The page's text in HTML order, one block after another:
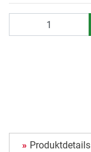
Produktdetails